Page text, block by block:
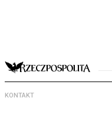
KONTAKT